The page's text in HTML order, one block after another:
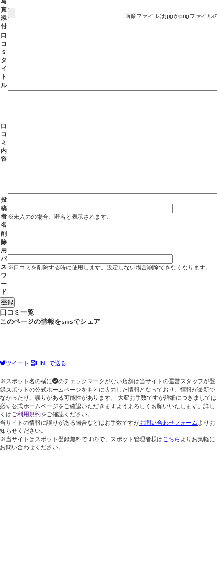
写
真
添
付
画像ファイルはjpgかpngファイル
口
コ
ミ
タ
イ
ト
ル
口
コ
ミ
内
容
投
稿
者
名
※未入力の場合、匿名と表示されます。
削
除
用
パ
ス
ワ
ー
ド
※口コミを削除する時に使用します。設定しない場合削除できなくなります。
口コミ一覧
このページの情報をsnsでシェア
ツイート LINEで送る
※スポット名の横に
のチェックマークがない店舗は当サイトの運営スタッフが登
録スポットの公式ホームページをもとに入力した情報となっており、情報が最新で
なかったり、誤りがある可能性があります。 大変お手数ですが詳細につきましては
必ず公式ホームページをご確認いただきますようよろしくお願いいたします。詳し
くはご利用規約をご確認ください。
当サイトの情報に誤りがある場合などはお手数ですがお問い合わせフォームよりお
知らせください。
※当サイトはスポット登録無料ですので、スポット管理者様はこちら よりお気軽に
お問い合わせください。